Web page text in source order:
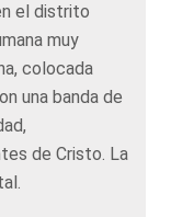
el distrito
muy
colocada
una banda de
de Cristo. La